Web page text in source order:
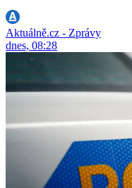
Aktuálně.cz - Zprávy
dnes, 08:28